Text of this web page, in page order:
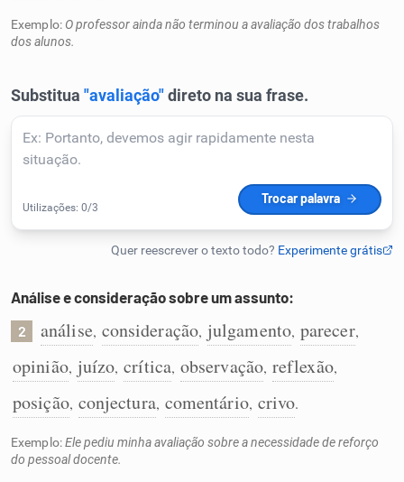
Detector de IA
Conexões
Dicionário
Exemplo: O professor ainda não terminou a avaliação dos trabalhos
dos alunos.
Análise e consideração sobre um assunto:
2 análise, consideração, julgamento, parecer,
opinião, juízo, crítica, observação, reflexão,
posição, conjectura, comentário, crivo.
Exemplo:Ele pediu minha avaliação sobre a necessidade de reforço
do pessoal docente.